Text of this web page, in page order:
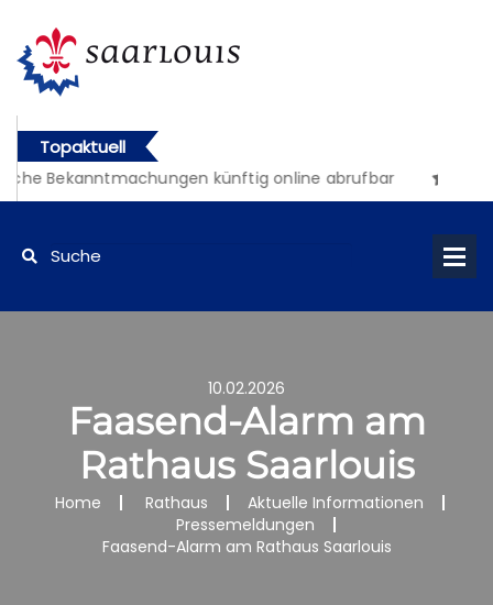
Topaktuell
Bekanntmachungen künftig online abrufbar
10.02.2026
Faasend-Alarm am
Rathaus Saarlouis
Home Rathaus
Aktuelle Informationen
Pressemeldungen
Faasend-Alarm am Rathaus Saarlouis